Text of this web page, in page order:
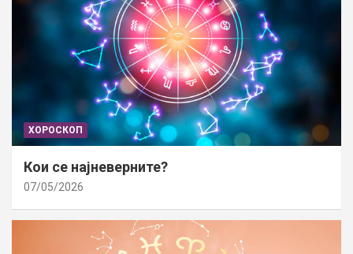
ХОРОСКОП
Кои се најневерните?
07/05/2026